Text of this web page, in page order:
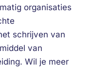
organisaties
schrijven van
van
Wil je meer